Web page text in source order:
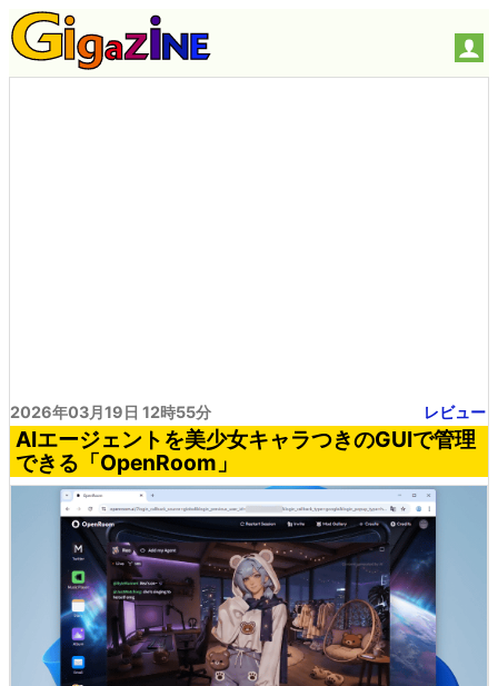
2026年03月19日 12時55分 レビュー
AIエージェントを美少女キャラつきのGUIで管理
できる「OpenRoom」